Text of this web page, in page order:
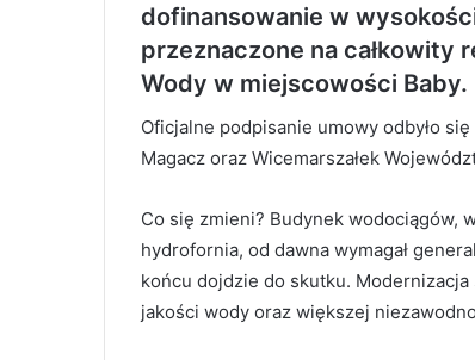
dofinansowanie w
przeznaczone na całkowity
Wody w miejscowości Baby.
Oficjalne podpisanie umowy odbyło
Magacz oraz Wicemarszałek
Co się zmieni? Budynek wodociągów,
hydrofornia, od dawna wymagał
końcu dojdzie do skutku.
jakości wody oraz większej